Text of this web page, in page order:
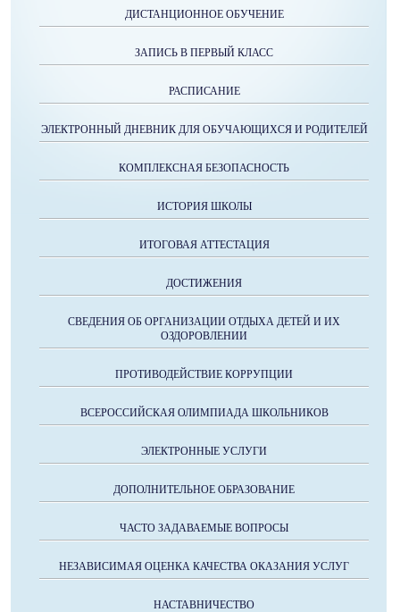
ДИСТАНЦИОННОЕ ОБУЧЕНИЕ
ЗАПИСЬ В ПЕРВЫЙ КЛАСС
РАСПИСАНИЕ
ЭЛЕКТРОННЫЙ ДНЕВНИК ДЛЯ ОБУЧАЮЩИХСЯ И РОДИТЕЛЕЙ
КОМПЛЕКСНАЯ БЕЗОПАСНОСТЬ
ИСТОРИЯ ШКОЛЫ
ИТОГОВАЯ АТТЕСТАЦИЯ
ДОСТИЖЕНИЯ
СВЕДЕНИЯ ОБ ОРГАНИЗАЦИИ ОТДЫХА ДЕТЕЙ И ИХ
ОЗДОРОВЛЕНИИ
ПРОТИВОДЕЙСТВИЕ КОРРУПЦИИ
ВСЕРОССИЙСКАЯ ОЛИМПИАДА ШКОЛЬНИКОВ
ЭЛЕКТРОННЫЕ УСЛУГИ
ДОПОЛНИТЕЛЬНОЕ ОБРАЗОВАНИЕ
ЧАСТО ЗАДАВАЕМЫЕ ВОПРОСЫ
НЕЗАВИСИМАЯ ОЦЕНКА КАЧЕСТВА ОКАЗАНИЯ УСЛУГ
НАСТАВНИЧЕСТВО